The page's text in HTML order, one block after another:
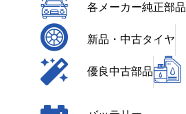
各メーカー純正部品
新品・中古タイヤ
優良中古部品